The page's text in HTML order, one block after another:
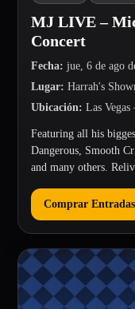
MJ LIVE –
Concert
Fecha: jue, 6 de ago
Lugar: Harrah's
Ubicación: Las Vegas
Featuring all his
Dangerous, Smooth
and many others.
Comprar Entradas